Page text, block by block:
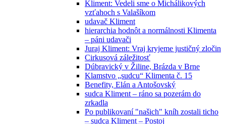
Kliment: Vedeli sme o Michálikových
vzťahoch s Valašíkom
udavač Kliment
hierarchia hodnôt a normálnosti Klimenta
– páni udavači
Juraj Kliment: Vraj kryjeme justičný zločin
Cirkusová záležitosť
Dúbravický v Žiline, Brázda v Brne
Klamstvo „sudcu“ Klimenta č. 15
Benefity, Elán a Antošovský
sudca Kliment – ráno sa pozerám do
zrkadla
Po publikovaní "našich" kníh zostali ticho
– sudca Kliment – Postoj